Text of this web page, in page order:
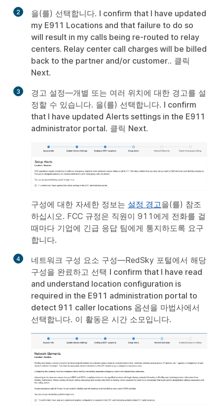
2
을(를) 선택합니다. I confirm that I have updated
my E911 Locations and that failure to do so
will result in my calls being re-routed to relay
centers. Relay center call charges will be billed
back to the partner and/or customer.. 클릭
Next.
3
경고 설정—개별 또는 여러 위치에 대한 경고를 설
정할 수 있습니다. 을(를) 선택합니다. I confirm
that I have updated Alerts settings in the E911
administrator portal. 클릭 Next.
구성에 대한 자세한 정보는 설정 경고을(를) 참조
하십시오. FCC 규정은 직원이 911에게 전화를 걸
때마다 기업에 긴급 응답 팀에게 통지하도록 요구
합니다.
4
네트워크 구성 요소 구성—RedSky 포털에서 해당
구성을 완료하고 선택 I confirm that I have read
and understand location configuration is
required in the E911 administration portal to
detect 911 caller locations 옵션을 마법사에서
선택합니다. 이 활동은 시간 소모입니다.